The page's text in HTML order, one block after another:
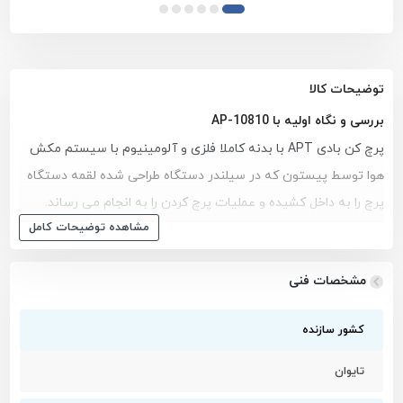
توضیحات کالا
بررسی و نگاه اولیه با AP-10810
پرچ کن بادی APT با بدنه کاملا فلزی و آلومینیوم با سیستم مکش
هوا توسط پیستون که در سیلندر دستگاه طراحی شده لقمه دستگاه
پرچ را به داخل کشیده و عملیات پرچ کردن را به انجام می رساند.
تمامی لقمه های این دستگاه از آلیاژ استیل بوده و قدرت این
۴٫۸ میلی متر، پرچ کند.
وجود دارد که میتوانید از آنها استفاده نمایید. لقمه های این میخ
مشاهده توضیحات کامل
مشخصات فنی
کشور سازنده
تایوان